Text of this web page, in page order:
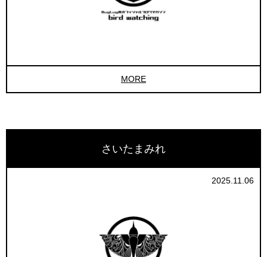
MORE
さいたまみれ
2025.11.06